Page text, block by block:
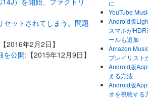
セットされてしまう。問題
2016年2月2日】
を公開:【2015年12月9日】
に
YouTube
Android版
スマホが
ールも追加
Amazon
プレイリスト
Android版
える方法
Android版
オを視聴する